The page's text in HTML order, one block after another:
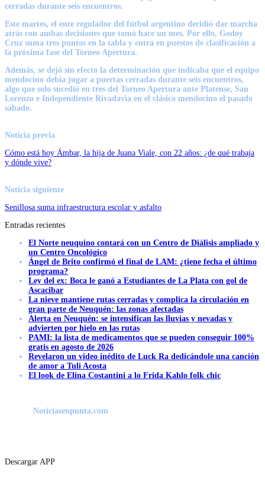
cerradas durante seis encuentros.
Este martes, el ente regulador del fútbol argentino decidió dar marcha
atrás con ambas decisiones que tomó hace un mes. Por ello, Godoy
Cruz suma tres puntos en la tabla y entra en puestos de clasificación a
la próxima fase del Torneo Apertura.
Además, se dejó sin efecto la determinación que indicaba que el equipo
mendocino debía jugar a puertas cerradas durante seis encuentros,
algo que solo sucedió en tres del Torneo Apertura ante Platense, San
Lorenzo e Independiente Rivadavia en el clásico mendocino el pasado
sábado.
Noticia previa
Cómo está hoy Ámbar, la hija de Juana Viale, con 22 años: ¿de qué trabaja
y dónde vive?
Noticia siguiente
Senillosa suma infraestructura escolar y asfalto
Entradas recientes
El Norte neuquino contará con un Centro de Diálisis ampliado y
un Centro Oncológico
Ángel de Brito confirmó el final de LAM: ¿tiene fecha el último
programa?
Ley del ex: Boca le ganó a Estudiantes de La Plata con gol de
Ascacibar
La nieve mantiene rutas cerradas y complica la circulación en
gran parte de Neuquén: las zonas afectadas
Alerta en Neuquén: se intensifican las lluvias y nevadas y
advierten por hielo en las rutas
PAMI: la lista de medicamentos que se pueden conseguir 100%
gratis en agosto de 2026
Revelaron un video inédito de Luck Ra dedicándole una canción
de amor a Tuli Acosta
El look de Elina Costantini a lo Frida Kahlo folk chic
Noticiasenpunta.com
Descargar APP